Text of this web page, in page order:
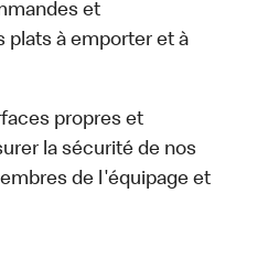
et
à emporter et à
propres et
la sécurité de nos
de l'équipage et